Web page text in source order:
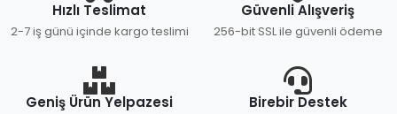
Hızlı Teslimat
2-7 iş günü içinde kargo teslimi
Güvenli Alışveriş
256-bit SSL ile güvenli ödeme
Geniş Ürün Yelpazesi Birebir Destek